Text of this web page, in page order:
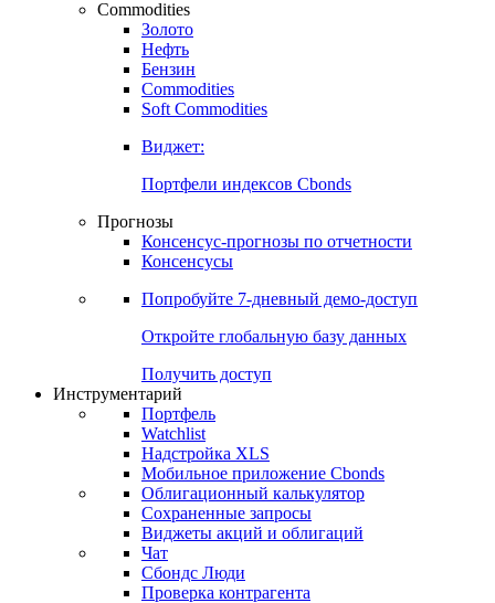
Commodities
Золото
Нефть
Бензин
Commodities
Soft Commodities
Виджет:
Портфели индексов Cbonds
Прогнозы
Консенсус-прогнозы по отчетности
Консенсусы
Попробуйте 7-дневный демо-доступ
Откройте глобальную базу данных
Получить доступ
Инструментарий
Портфель
Watchlist
Надстройка XLS
Мобильное приложение Cbonds
Облигационный калькулятор
Сохраненные запросы
Виджеты акций и облигаций
Чат
Сбондс Люди
Проверка контрагента